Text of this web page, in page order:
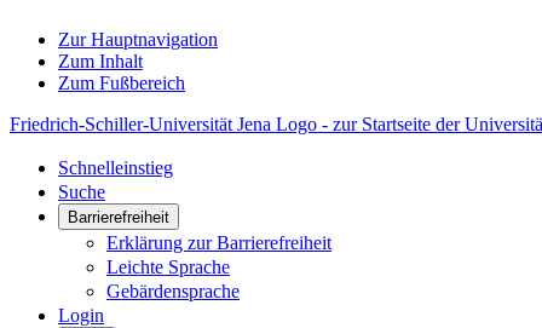
Zur Hauptnavigation
Zum Inhalt
Zum Fußbereich
Friedrich-Schiller-Universität Jena Logo - zur Startseite der
Schnelleinstieg
Suche
Barrierefreiheit
Erklärung zur Barrierefreiheit
Leichte Sprache
Gebärdensprache
Login